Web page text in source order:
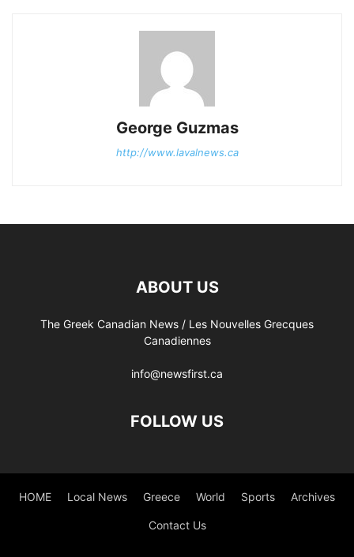
George Guzmas
http://www.lavalnews.ca
ABOUT US
The Greek Canadian News / Les Nouvelles Grecques
Canadiennes
info@newsfirst.ca
FOLLOW US
HOME Local News Greece World Sports Archives
Contact Us